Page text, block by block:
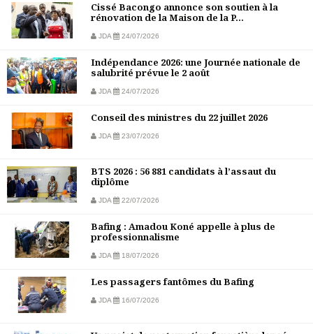
Cissé Bacongo annonce son soutien à la
rénovation de la Maison de la P...
JDA 24/07/2026
Indépendance 2026: une Journée nationale de
salubrité prévue le 2 août
JDA 24/07/2026
Conseil des ministres du 22 juillet 2026
JDA 23/07/2026
BTS 2026 : 56 881 candidats à l’assaut du
diplôme
JDA 22/07/2026
Bafing : Amadou Koné appelle à plus de
professionnalisme
JDA 18/07/2026
Les passagers fantômes du Bafing
JDA 16/07/2026